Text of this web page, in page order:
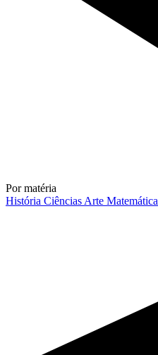
Por matéria
História Ciências Arte Matemática